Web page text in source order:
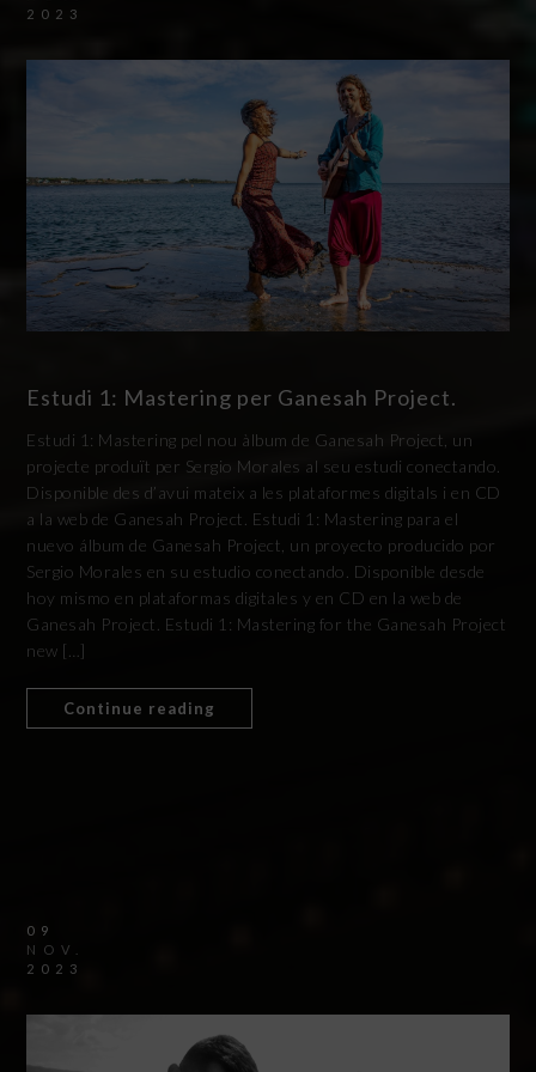
2023
Estudi 1: Mastering per Ganesah Project.
Estudi 1: Mastering pel nou àlbum de Ganesah Project, un
projecte produït per Sergio Morales al seu estudi conectando.
Disponible des d’avui mateix a les plataformes digitals i en CD
a la web de Ganesah Project. Estudi 1: Mastering para el
nuevo álbum de Ganesah Project, un proyecto producido por
Sergio Morales en su estudio conectando. Disponible desde
hoy mismo en plataformas digitales y en CD en la web de
Ganesah Project. Estudi 1: Mastering for the Ganesah Project
new […]
Continue reading
09
NOV.
2023